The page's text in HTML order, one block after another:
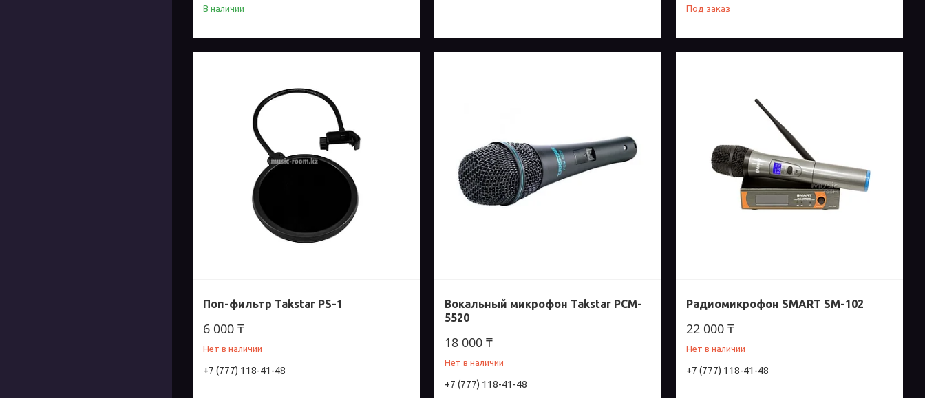
В наличии Под заказ
Поп-фильтр Takstar PS-1
6 000 ₸
Нет в наличии
+7 (777) 118-41-48
Вокальный микрофон Takstar PCM-
5520
18 000 ₸
Нет в наличии
+7 (777) 118-41-48
Радиомикрофон SMART SM-102
22 000 ₸
Нет в наличии
+7 (777) 118-41-48